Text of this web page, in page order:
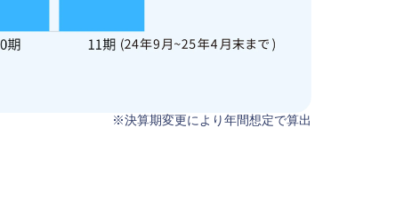
※決算期変更により年間想定で算出